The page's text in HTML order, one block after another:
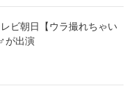
ビ朝日【ウラ撮れちゃい
が出演